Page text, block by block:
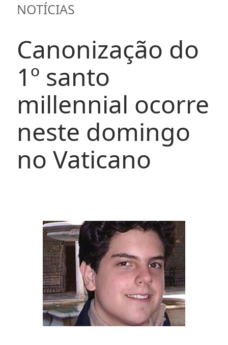
NOTÍCIAS
Canonização do
1º santo
millennial ocorre
neste domingo
no Vaticano